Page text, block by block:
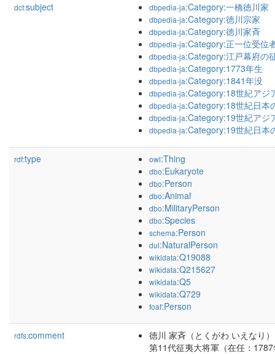
dct:subject dbpedia-ja:Category:一橋徳川家
dbpedia-ja:Category:徳川宗家
dbpedia-ja:Category:徳川家斉
dbpedia-ja:Category:正一位受位
dbpedia-ja:Category:江戸幕府の
dbpedia-ja:Category:1773年生
dbpedia-ja:Category:1841年没
dbpedia-ja:Category:18世紀アジ
dbpedia-ja:Category:18世紀日本
dbpedia-ja:Category:19世紀アジ
dbpedia-ja:Category:19世紀日本
rdf:type owl:Thing
dbo:Eukaryote
dbo:Person
dbo:Animal
dbo:MilitaryPerson
dbo:Species
schema:Person
dul:NaturalPerson
wikidata:Q19088
wikidata:Q215627
wikidata:Q5
wikidata:Q729
foaf:Person
rdfs:comment
徳川 家斉（とくがわ いえなり
第11代征夷大将軍（在任：